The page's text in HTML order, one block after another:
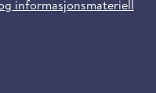
informasjonsmateriell